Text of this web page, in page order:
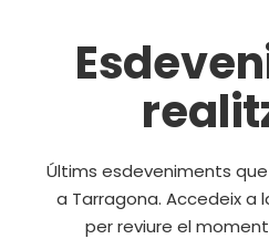
Últims esdeveniments
a Tarragona. Accedeix a
per reviure el